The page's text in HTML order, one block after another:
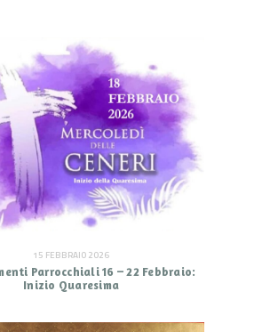
15 FEBBRAIO 2026
Parrocchiali 16 – 22 Febbraio:
Inizio Quaresima